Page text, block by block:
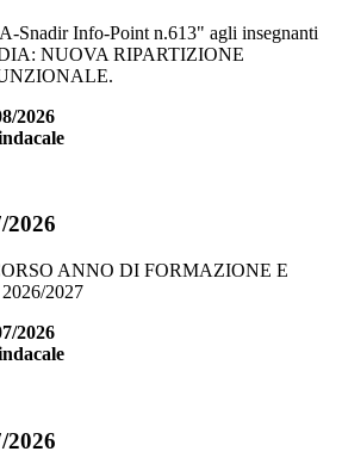
Info-Point n.613" agli insegnanti
NUOVA RIPARTIZIONE
2026
2026
ANNO DI FORMAZIONE E
2027
2026
2026